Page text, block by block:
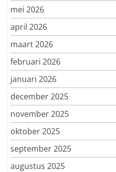
mei 2026
april 2026
maart 2026
februari 2026
januari 2026
december 2025
november 2025
oktober 2025
september 2025
augustus 2025